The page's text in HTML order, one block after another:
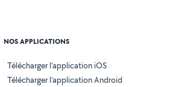
NOS APPLICATIONS
Télécharger l’application iOS
Télécharger l’application Android